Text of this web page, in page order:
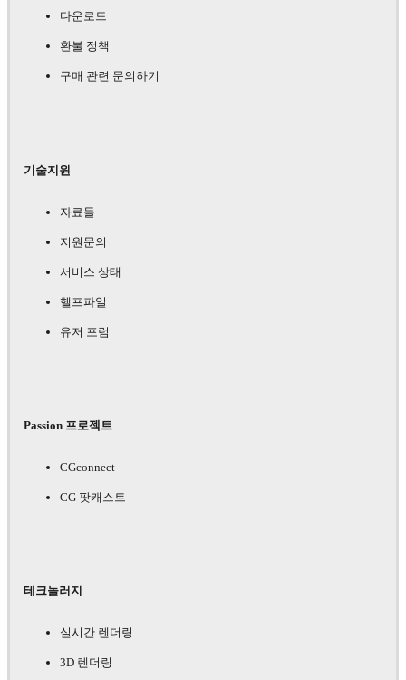
다운로드
환불 정책
구매 관련 문의하기
기술지원
자료들
지원문의
서비스 상태
헬프파일
유저 포럼
Passion 프로젝트
CGconnect
CG 팟캐스트
테크놀러지
실시간 렌더링
3D 렌더링